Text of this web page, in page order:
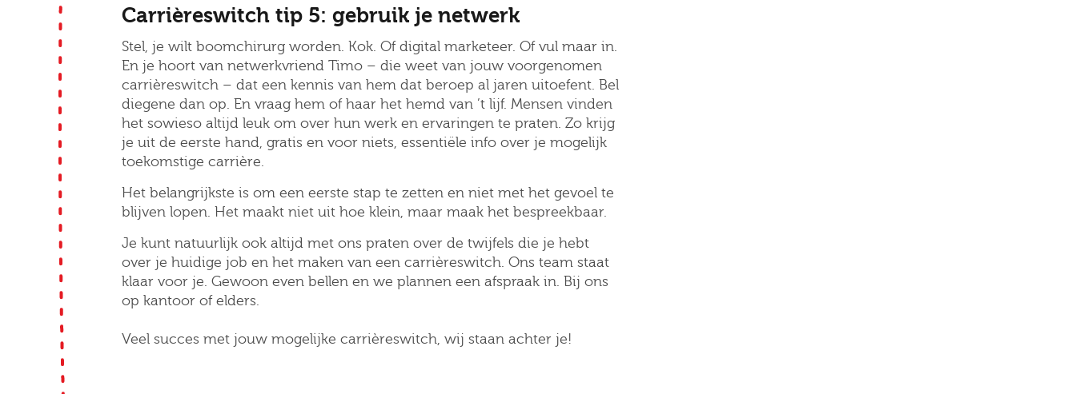
Carrièreswitch tip 5: gebruik je netwerk
Stel, je wilt boomchirurg worden. Kok. Of digital marketeer. Of vul maar in.
En je hoort van netwerkvriend Timo – die weet van jouw voorgenomen
carrièreswitch – dat een kennis van hem dat beroep al jaren uitoefent. Bel
diegene dan op. En vraag hem of haar het hemd van ’t lijf. Mensen vinden
het sowieso altijd leuk om over hun werk en ervaringen te praten. Zo krijg
je uit de eerste hand, gratis en voor niets, essentiële info over je mogelijk
toekomstige carrière.
Het belangrijkste is om een eerste stap te zetten en niet met het gevoel te
blijven lopen. Het maakt niet uit hoe klein, maar maak het bespreekbaar.
Je kunt natuurlijk ook altijd met ons praten over de twijfels die je hebt
over je huidige job en het maken van een carrièreswitch. Ons team staat
klaar voor je. Gewoon even bellen en we plannen een afspraak in. Bij ons
op kantoor of elders.
Veel succes met jouw mogelijke carrièreswitch, wij staan achter je!